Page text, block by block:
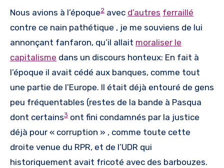
Nous avions à l’époque2 avec d’autres ferraillé
contre ce nain pathétique , je me souviens de lui
annonçant fanfaron, qu’il allait moraliser le
capitalisme dans un discours honteux: En fait à
l’époque il avait cédé aux banques, comme tout
une partie de l’Europe. Il était déjà entouré de gens
peu fréquentables (restes de la bande à Pasqua
dont certains3 ont fini condamnés par la justice
déjà pour « corruption » , comme toute cette
droite venue du RPR, et de l’UDR qui
historiquement avait fricoté avec des barbouzes.